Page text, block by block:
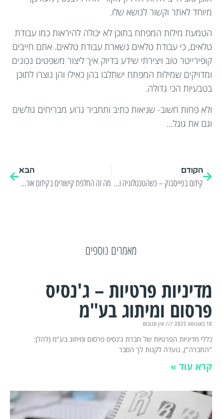
מיוחד לאתר וקשור לנושא שלו.
הטמעת מילות המפתח בתוכן לא יכולה להיראות כמו עבודת
טלאים, כי עבודת טלאים נשארת עבודת טלאים. אתם חייבים
קופירייטר טוב ויצירתי שידע בדיוק איך ליצור משפטים נכונים
ומדויקים שמילות המפתח ישתלבו בהן כאילו והן נוצרו לתוכן
בטבעיות הכי גדולה.
ולא פחות חשוב- שגיאות כתיב ותחביר גרוע מבריחים גולשים
וגם את גוגל…
הקודם
קידום בפייסבוק – כשהטכנולוגיה והשיווק נפגשים!
הבא
מה זה החלפת קישורים בקידום אורגני?
מאמרים נוספים
מדיניות פרטיות – ג'נסיס
פרסום ומיתוג בע"מ
18 באוגוסט 2025 אין תגובות
כללי מדיניות הפרטיות של חברת ג'נסיס פרסום ומיתוג בע"מ (להלן:
"החברה"), נועדה לקנות לך הסבר
קרא עוד »